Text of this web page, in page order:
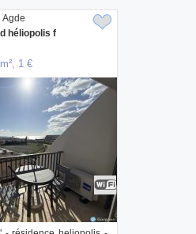
héliopolis f
1 €
Agde